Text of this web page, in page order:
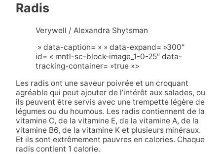
Radis
Verywell / Alexandra Shytsman
» data-caption= » » data-expand= »300″
id= « mntl-sc-block-image_1-0-25″ data-
tracking-container= »true »>
Les radis ont une saveur poivrée et un croquant
agréable qui peut ajouter de l’intérêt aux salades, ou
ils peuvent être servis avec une trempette légère de
légumes ou du houmous. Les radis contiennent de la
vitamine C, de la vitamine E, de la vitamine A, de la
vitamine B6, de la vitamine K et plusieurs minéraux.
Et ils sont extrêmement pauvres en calories. Chaque
radis contient 1 calorie.